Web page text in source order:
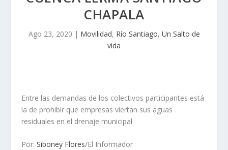
CHAPALA
Ago 23, 2020 | Movilidad, Río Santiago, Un Salto de
vida
Entre las demandas de los colectivos participantes está
la de prohibir que empresas viertan sus aguas
residuales en el drenaje municipal
Por:Siboney Flores/El Informador